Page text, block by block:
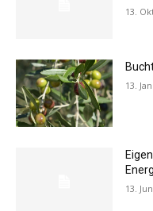
13.
13.
13.